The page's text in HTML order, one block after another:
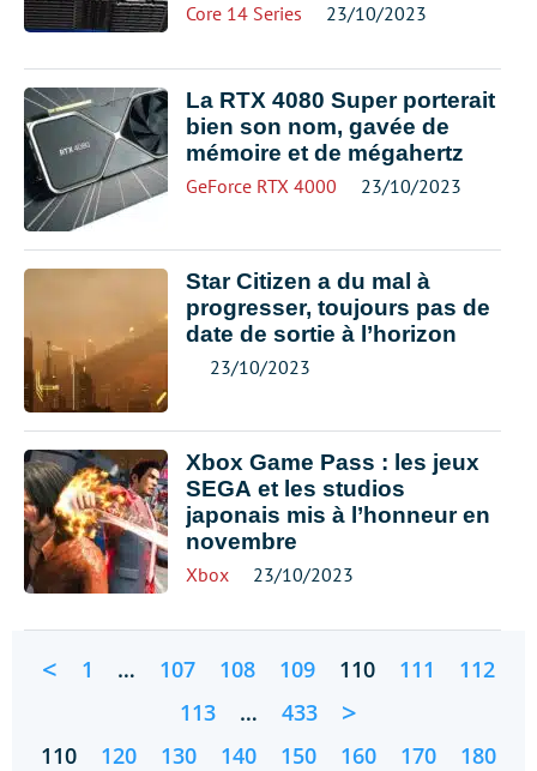
Core 14 Series 23/10/2023
La RTX 4080 Super porterait
bien son nom, gavée de
mémoire et de mégahertz
GeForce RTX 4000 23/10/2023
Star Citizen a du mal à
progresser, toujours pas de
date de sortie à l’horizon
23/10/2023
Xbox Game Pass : les jeux
SEGA et les studios
japonais mis à l’honneur en
novembre
Xbox 23/10/2023
< 1 … 107 108 109 110 111
112
113
… 433 >
110 120 130 140 150 160 170
180